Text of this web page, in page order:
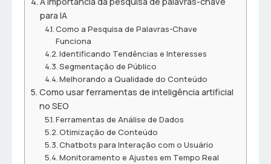
para IA
Como a Pesquisa de Palavras-Chave
Funciona
Identificando Tendências e Interesses
Segmentação de Público
Melhorando a Qualidade do Conteúdo
Como usar ferramentas de inteligência artificial
no SEO
Ferramentas de Análise de Dados
Otimização de Conteúdo
Chatbots para Interação com o Usuário
Monitoramento e Ajustes em Tempo Real